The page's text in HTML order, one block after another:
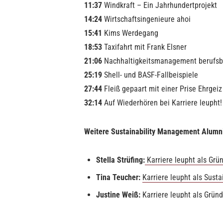
11:37 Windkraft – Ein Jahrhundertprojekt
14:24 Wirtschaftsingenieure ahoi
15:41 Kims Werdegang
18:53 Taxifahrt mit Frank Elsner
21:06 Nachhaltigkeitsmanagement
25:19 Shell- und BASF-Fallbeispiele
27:44 Fleiß gepaart mit einer Prise Ehrgeiz
32:14 Auf Wiederhören bei Karriere leupht!
Weitere Sustainability Management
Stella Strüfing: Karriere leupht als
Tina Teucher: Karriere leupht als
Justine Weiß: Karriere leupht als